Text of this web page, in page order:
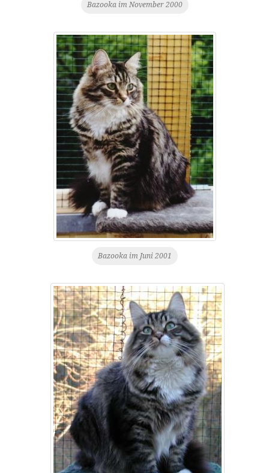
Bazooka im November 2000
Bazooka im Juni 2001